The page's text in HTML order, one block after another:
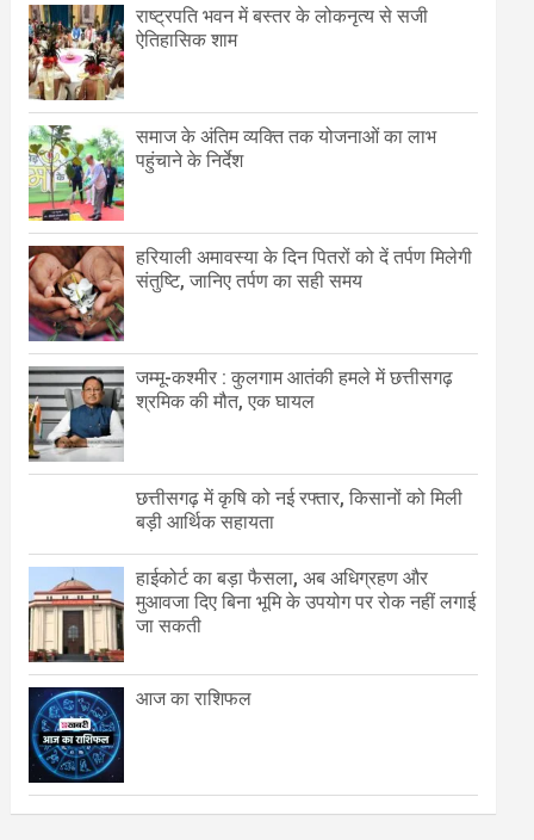
राष्ट्रपति भवन में बस्तर के लोकनृत्य से सजी
ऐतिहासिक शाम
समाज के अंतिम व्यक्ति तक योजनाओं का लाभ
पहुंचाने के निर्देश
हरियाली अमावस्या के दिन पितरों को दें तर्पण मिलेगी
संतुष्टि, जानिए तर्पण का सही समय
जम्मू-कश्मीर : कुलगाम आतंकी हमले में छत्तीसगढ़
श्रमिक की मौत, एक घायल
छत्तीसगढ़ में कृषि को नई रफ्तार, किसानों को मिली
बड़ी आर्थिक सहायता
हाईकोर्ट का बड़ा फैसला, अब अधिग्रहण और
मुआवजा दिए बिना भूमि के उपयोग पर रोक नहीं लगाई
जा सकती
आज का राशिफल